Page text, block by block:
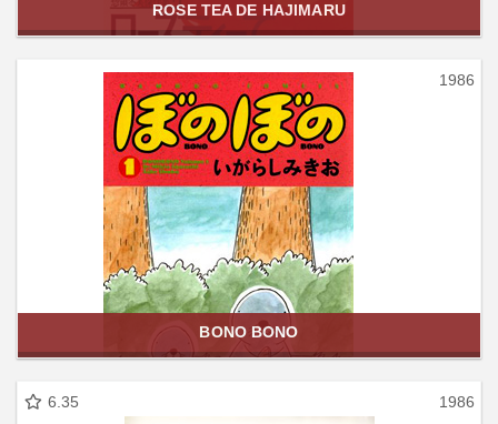
ROSE TEA DE HAJIMARU
1986
BONO BONO
6.35 1986